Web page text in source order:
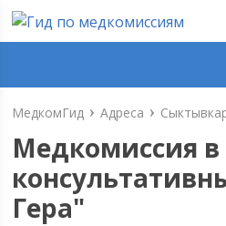
МедкомГид Адреса
Медкомиссия в
Гера"